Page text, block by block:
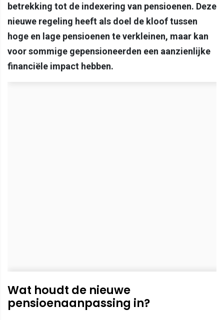
betrekking tot de indexering van pensioenen. Deze
nieuwe regeling heeft als doel de kloof tussen
hoge en lage pensioenen te verkleinen, maar kan
voor sommige gepensioneerden een aanzienlijke
financiële impact hebben.
Wat houdt de nieuwe
pensioenaanpassing in?